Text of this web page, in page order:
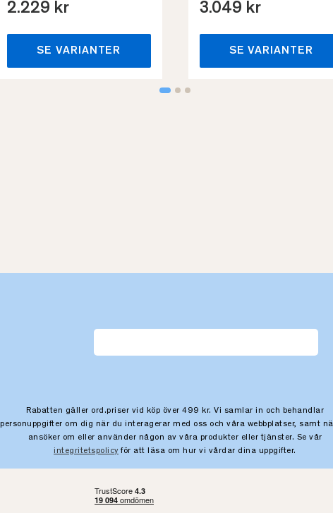
2.229 kr
SE VARIANTER
3.049 kr
SE VARIANTER
Rabatten gäller ord.priser vid köp över 499 kr. Vi samlar in och behandlar
personuppgifter om dig när du interagerar med oss och våra webbplatser, samt
ansöker om eller använder någon av våra produkter eller tjänster. Se vår
integritetspolicy för att läsa om hur vi vårdar dina uppgifter.